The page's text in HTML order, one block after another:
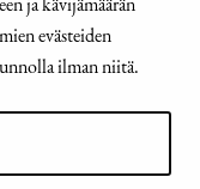
evästeiden
ilman niitä.